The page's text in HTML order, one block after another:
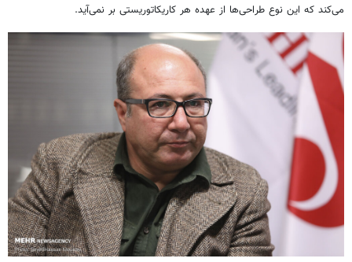
می‌کند که این نوع طراحی‌ها از عهده هر کاریکاتوریستی بر نمی‌آید.